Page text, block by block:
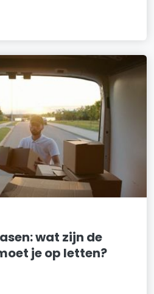
wat zijn de
je op letten?